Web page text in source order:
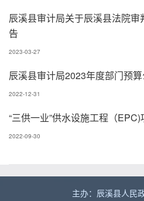
辰溪县审计局关于辰溪县法院
告
2023-03-27
辰溪县审计局2023年度部门预
2022-12-31
“三供一业”供水设施工程（
2022-09-30
主办：辰溪县人民